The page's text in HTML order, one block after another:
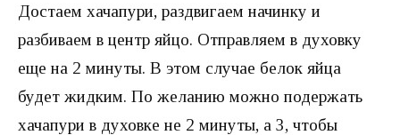
Достаем хачапури, раздвигаем начинку и
разбиваем в центр яйцо. Отправляем в духовку
еще на 2 минуты. В этом случае белок яйца
будет жидким. По желанию можно подержать
хачапури в духовке не 2 минуты, а 3, чтобы